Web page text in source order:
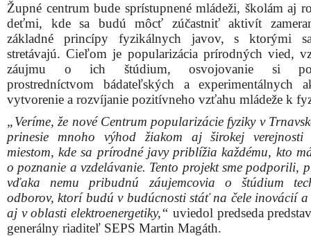
Župné centrum bude sprístupnené mládeži, školám aj
deťmi, kde sa budú môcť zúčastniť aktivít
základné princípy fyzikálnych javov, s ktorými
stretávajú. Cieľom je popularizácia prírodných vied,
záujmu o ich štúdium, osvojovanie si
prostredníctvom bádateľských a experimentálnych
vytvorenie a rozvíjanie pozitívneho vzťahu mládeže k
„Veríme, že nové Centrum popularizácie fyziky v
prinesie mnoho výhod žiakom aj širokej
miestom, kde sa prírodné javy priblížia každému, kto
o poznanie a vzdelávanie. Tento projekt sme podporili,
vďaka nemu pribudnú záujemcovia o štúdium
odborov, ktorí budú v budúcnosti stáť na čele inovácií a
aj v oblasti elektroenergetiky,“ uviedol predseda
generálny riaditeľ SEPS Martin Magáth.